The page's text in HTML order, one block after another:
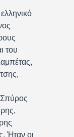
του
Ήταν οι